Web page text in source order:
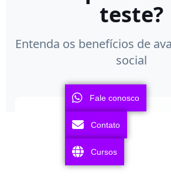
Fale conosco
Contato
Cursos